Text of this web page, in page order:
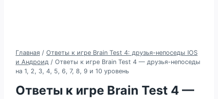
Главная / Ответы к игре Brain Test 4: друзья-непоседы IOS
и Андроид / Ответы к игре Brain Test 4 — друзья-непоседы
на 1, 2, 3, 4, 5, 6, 7, 8, 9 и 10 уровень
Ответы к игре Brain Test 4 —